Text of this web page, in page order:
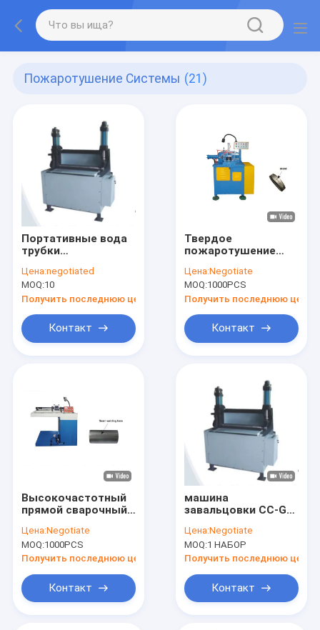
Пожаротушение Системы (21)
Портативные вода
трубки
пена/сухой
химикат/СО2/
другие
пожаротушение
агента
Цена:negotiated
MOQ:10
Получить последнюю цену
Контакт
Твердое
пожаротушение
m низкопробное
формируя машину с
ручкой 1750mm
Цена:Negotiate
MOQ:1000PCS
Получить последнюю цену
Контакт
Высокочастотный
прямой сварочный
делать цилиндра
огнетушителя
Цена:Negotiate
MOQ:1000PCS
Получить последнюю цену
Контакт
машина
завальцовки CC-GF-
огнетушителя
порошка 5kw 220V
сухая
Цена:Negotiate
MOQ:1 НАБОР
Получить последнюю цену
Контакт